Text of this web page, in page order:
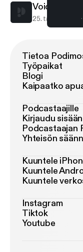
Voice Of
25. tammi 2018
Tietoa
Työpaikat
Blogi
Kaipaatko
Podcastaajille
Kirjaudu
Podcastaajan
Yhteisön
Kuuntele
Kuuntele
Kuuntele
Instagram
Tiktok
Youtube